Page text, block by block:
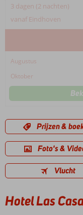
3 dagen (2 nachten)
vanaf Eindhoven
Augustus
Oktober
Prijzen &
Foto's &
Vlucht
Hotel Las